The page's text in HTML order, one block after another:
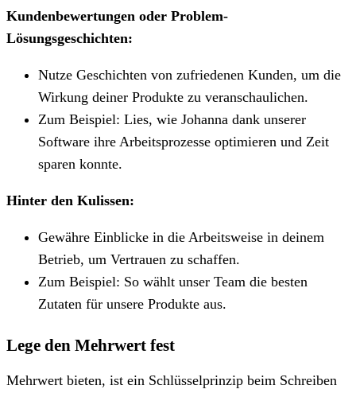
Kundenbewertungen oder Problem-
Lösungsgeschichten:
Nutze Geschichten von zufriedenen Kunden, um die
Wirkung deiner Produkte zu veranschaulichen.
Zum Beispiel: Lies, wie Johanna dank unserer
Software ihre Arbeitsprozesse optimieren und Zeit
sparen konnte.
Hinter den Kulissen:
Gewähre Einblicke in die Arbeitsweise in deinem
Betrieb, um Vertrauen zu schaffen.
Zum Beispiel: So wählt unser Team die besten
Zutaten für unsere Produkte aus.
Lege den Mehrwert fest
Mehrwert bieten, ist ein Schlüsselprinzip beim Schreiben